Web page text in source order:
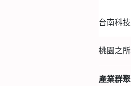
台南科
桃園之
產業群